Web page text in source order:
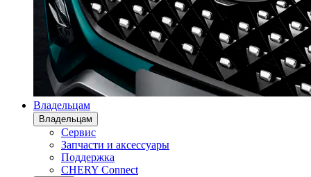
Владельцам
Владельцам
Сервис
Запчасти и аксессуары
Поддержка
CHERY Connect